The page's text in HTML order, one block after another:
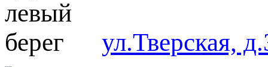
ул.Тверская,